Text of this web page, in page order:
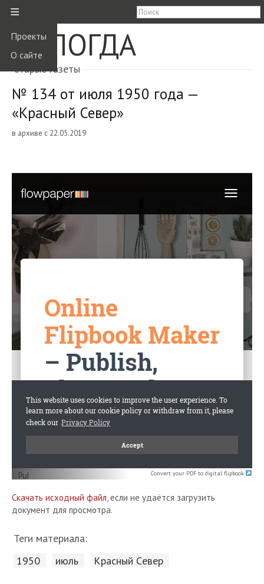
≡
Проекты
О сайте
ВОЛОГДА
старые газеты
№ 134 от июля 1950 года —
«Красный Север»
в архиве с 22.05.2019
Convert your PDF to digital flipbook
Скачать исходный файл, если не удаётся загрузить
документ для просмотра.
Теги материала:
1950 июль Красный Cевер